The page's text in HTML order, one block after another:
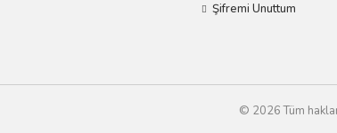
Şifremi Unuttum
© 2026 Tüm